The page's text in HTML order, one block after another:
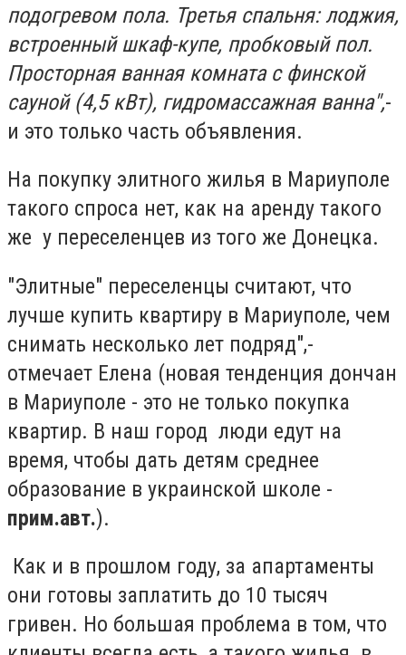
подогревом пола. Третья спальня: лоджия,
встроенный шкаф-купе, пробковый пол.
Просторная ванная комната с финской
сауной (4,5 кВт), гидромассажная ванна",-
и это только часть объявления.
На покупку элитного жилья в Мариуполе
такого спроса нет, как на аренду такого
же у переселенцев из того же Донецка.
"Элитные" переселенцы считают, что
лучше купить квартиру в Мариуполе, чем
снимать несколько лет подряд",-
отмечает Елена (новая тенденция дончан
в Мариуполе - это не только покупка
квартир. В наш город люди едут на
время, чтобы дать детям среднее
образование в украинской школе -
прим.авт.).
Как и в прошлом году, за апартаменты
они готовы заплатить до 10 тысяч
гривен. Но большая проблема в том, что